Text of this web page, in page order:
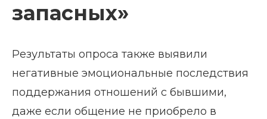
запасных»
Результаты опроса также выявили
негативные эмоциональные последствия
поддержания отношений с бывшими,
даже если общение не приобрело в